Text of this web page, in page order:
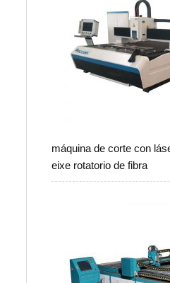
máquina de corte con
eixe rotatorio de fibra